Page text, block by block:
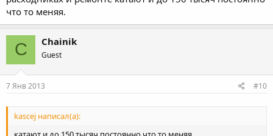
что то меняя.
C Chainik
Guest
7 Янв 2013 #10
kascej написал(а):